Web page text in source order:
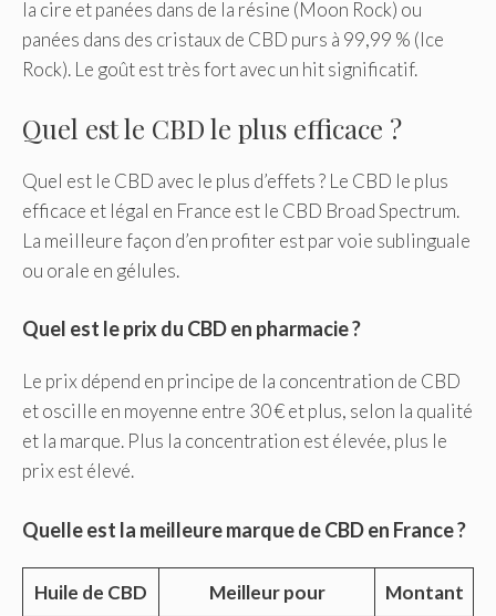
la cire et panées dans de la résine (Moon Rock) ou
panées dans des cristaux de CBD purs à 99,99 % (Ice
Rock). Le goût est très fort avec un hit significatif.
Quel est le CBD le plus efficace ?
Quel est le CBD avec le plus d’effets ? Le CBD le plus
efficace et légal en France est le CBD Broad Spectrum.
La meilleure façon d’en profiter est par voie sublinguale
ou orale en gélules.
Quel est le prix du CBD en pharmacie ?
Le prix dépend en principe de la concentration de CBD
et oscille en moyenne entre 30 € et plus, selon la qualité
et la marque. Plus la concentration est élevée, plus le
prix est élevé.
Quelle est la meilleure marque de CBD en France ?
Huile de CBD Meilleur pour Montant